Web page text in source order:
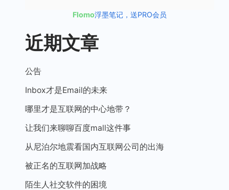
Flomo浮墨笔记，送PRO会员
近期文章
公告
Inbox才是Email的未来
哪里才是互联网的中心地带？
让我们来聊聊百度mall这件事
从尼泊尔地震看国内互联网公司的出海
被正名的互联网加战略
陌生人社交软件的困境